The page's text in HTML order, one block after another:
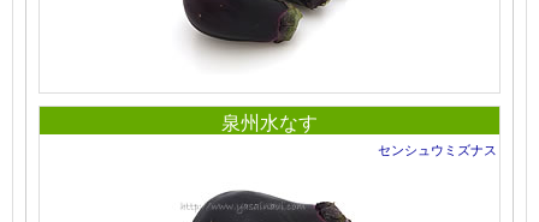
泉州水なす
センシュウミズナス